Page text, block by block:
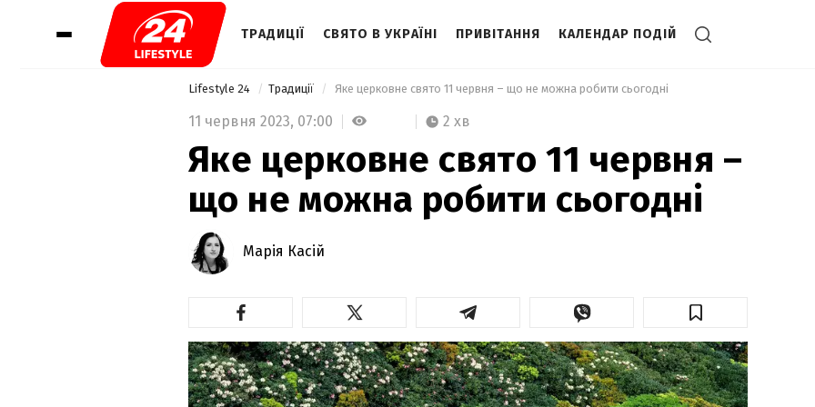
ТРАДИЦІЇ СВЯТО В УКРАЇНІ ПРИВІТАННЯ КАЛЕНДАР ПОДІЙ
Lifestyle 24 Традиції Яке церковне свято 11 червня – що не можна робити сьогодні
11 червня 2023, 07:00 2 хв
Яке церковне свято 11 червня –
що не можна робити сьогодні
Марія Касій